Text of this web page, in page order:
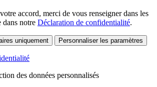
accord, merci de vous renseigner dans les
dans notre Déclaration de confidentialité.
uniquement Personnaliser les paramètres
des données personnalisés